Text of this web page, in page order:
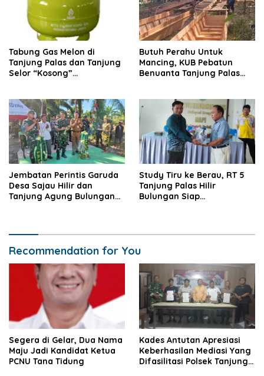
Tabung Gas Melon di
Tanjung Palas dan Tanjung
Selor “Kosong”
Butuh Perahu Untuk
Mancing, KUB Pebatun
Benuanta Tanjung Palas
Jembatan Perintis Garuda
Desa Sajau Hilir dan
Tanjung Agung Bulungan
Study Tiru ke Berau, RT 5
Tanjung Palas Hilir
Bulungan Siap
Recommendation for You
Segera di Gelar, Dua Nama
Maju Jadi Kandidat Ketua
PCNU Tana Tidung
Kades Antutan Apresiasi
Keberhasilan Mediasi Yang
Difasilitasi Polsek Tanjung